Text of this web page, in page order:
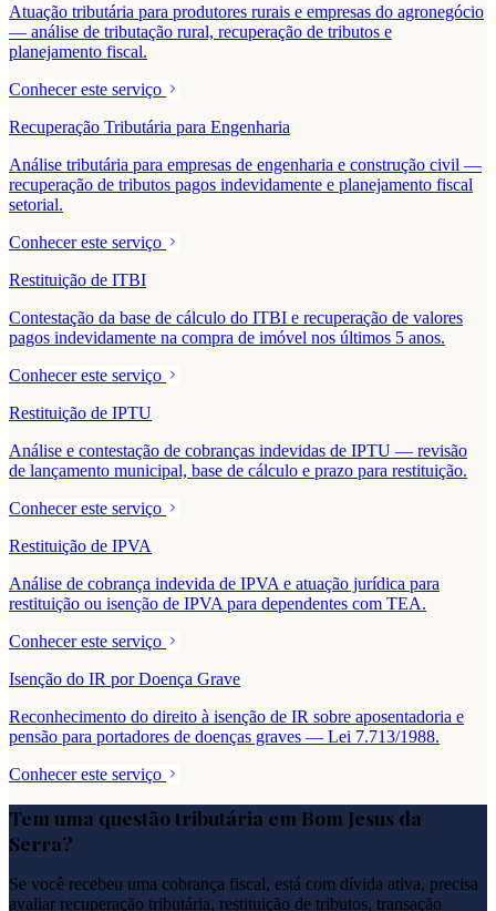
Atuação tributária para produtores rurais e empresas do agronegócio
— análise de tributação rural, recuperação de tributos e
planejamento fiscal.
Conhecer este serviço
Recuperação Tributária para Engenharia
Análise tributária para empresas de engenharia e construção civil —
recuperação de tributos pagos indevidamente e planejamento fiscal
setorial.
Conhecer este serviço
Restituição de ITBI
Contestação da base de cálculo do ITBI e recuperação de valores
pagos indevidamente na compra de imóvel nos últimos 5 anos.
Conhecer este serviço
Restituição de IPTU
Análise e contestação de cobranças indevidas de IPTU — revisão
de lançamento municipal, base de cálculo e prazo para restituição.
Conhecer este serviço
Restituição de IPVA
Análise de cobrança indevida de IPVA e atuação jurídica para
restituição ou isenção de IPVA para dependentes com TEA.
Conhecer este serviço
Isenção do IR por Doença Grave
Reconhecimento do direito à isenção de IR sobre aposentadoria e
pensão para portadores de doenças graves — Lei 7.713/1988.
Conhecer este serviço
Tem uma questão tributária em Bom Jesus da
Serra?
Se você recebeu uma cobrança fiscal, está com dívida ativa, precisa
avaliar recuperação tributária, restituição de tributos, transação